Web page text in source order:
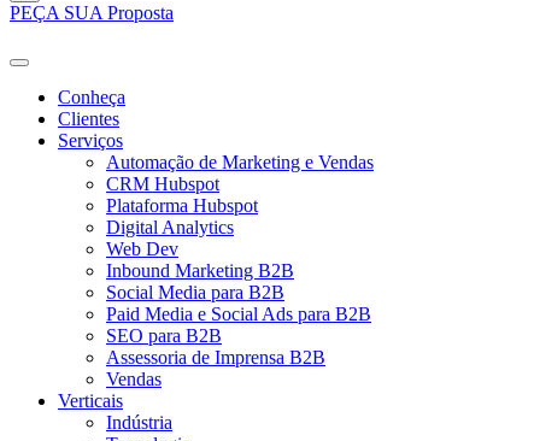
PEÇA SUA Proposta
Conheça
Clientes
Serviços
Automação de Marketing e Vendas
CRM Hubspot
Plataforma Hubspot
Digital Analytics
Web Dev
Inbound Marketing B2B
Social Media para B2B
Paid Media e Social Ads para B2B
SEO para B2B
Assessoria de Imprensa B2B
Vendas
Verticais
Indústria